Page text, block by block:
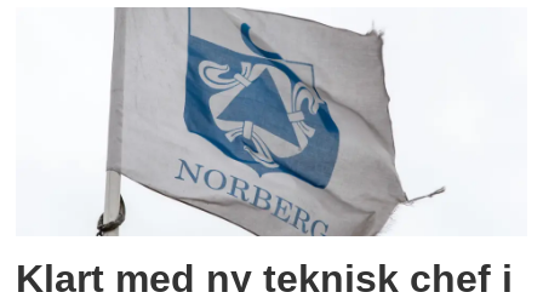
Klart med ny teknisk chef i